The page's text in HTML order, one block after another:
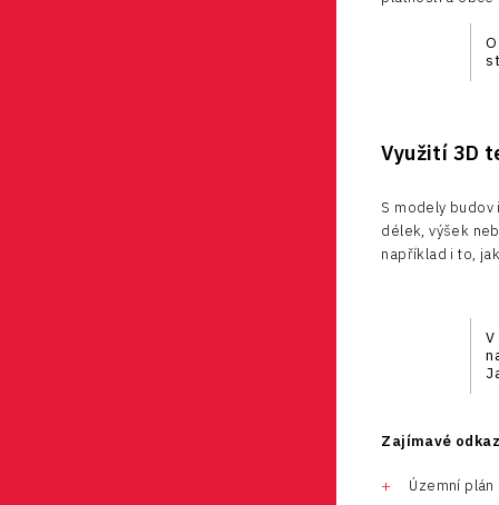
Využití 3D
S modely
délek, výšek
například i to,
Zajímavé
Územní